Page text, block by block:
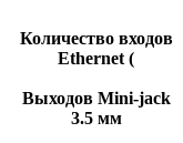
Количество входов
Ethernet (
Выходов Mini-jack
3.5 мм